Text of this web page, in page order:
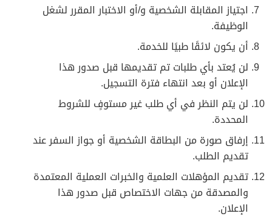
اجتياز المقابلة الشخصية و/أو الاختبار المقرر لشغل
الوظيفة.
أن يكون لائقًا طبيًا للخدمة.
لن يُعتد بأي طلبات تم تقديمها قبل صدور هذا
الإعلان أو بعد انتهاء فترة التسجيل.
لن يتم النظر في أي طلب غير مستوفٍ للشروط
المحددة.
إرفاق صورة من البطاقة الشخصية أو جواز السفر عند
تقديم الطلب.
تقديم المؤهلات العلمية والخبرات العملية المعتمدة
والمصدقة من جهات الاختصاص قبل صدور هذا
الإعلان.